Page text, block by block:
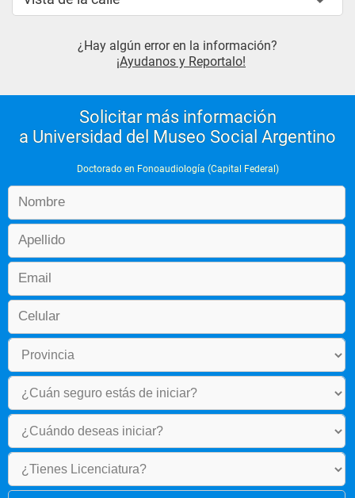
¿Hay algún error en la información?
¡Ayudanos y Reportalo!
Solicitar más información
a Universidad del Museo Social Argentino
Doctorado en Fonoaudiología (Capital Federal)